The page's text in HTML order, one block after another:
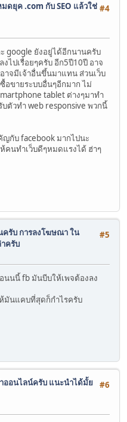
#4
ดยุค .com กับ SEO แล้วใช่
google ยังอยู่ได้อีกนานครับ
ไปเรื่อยๆครับ อีก5ปี10ปี อาจ
าจมีเจ้าอื่นขึ้นมาแทน ส่วนเว็บ
อขายระบบอื่นๆอีกมาก ไม่
tablet ต่างๆมาทำ
ตัวทำ web responsive พวกนี้
กับ facebook มากไปนะ
คนทำเว็บดีๆหมดแรงได้ ฮ่าๆ
#5
ครับ การลงโฆษณา ใน
ครับ
นนนี้ fb มันบีบให้เพจต้องลง
ห้มันแคบที่สุดก็กำไรครับ
#6
ออนไลน์ครับ แนะนำได้มั้ย